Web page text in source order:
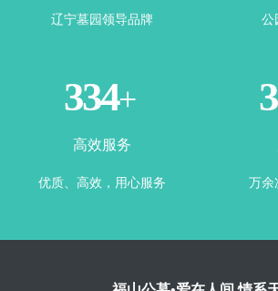
辽宁墓园领导品牌 公
365+
高效服务
优质、高效，用心服务 万余